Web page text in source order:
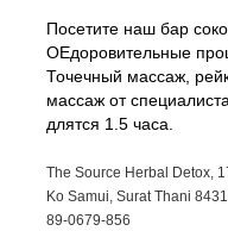
Посетите наш бар
ОЕдоровительные
Точечный массаж,
массаж от
длятся 1.5 часа.
The Source Herbal Detox,
Ko Samui, Surat Thani
89-0679-856